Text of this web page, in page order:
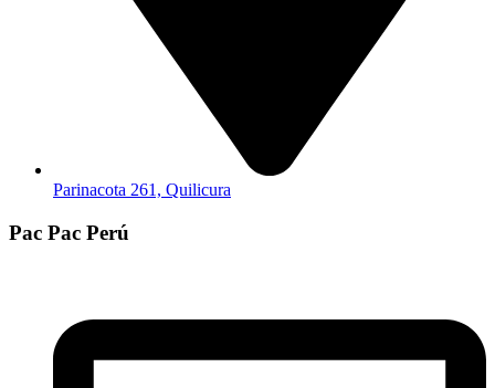
Parinacota 261, Quilicura
Pac Pac Perú